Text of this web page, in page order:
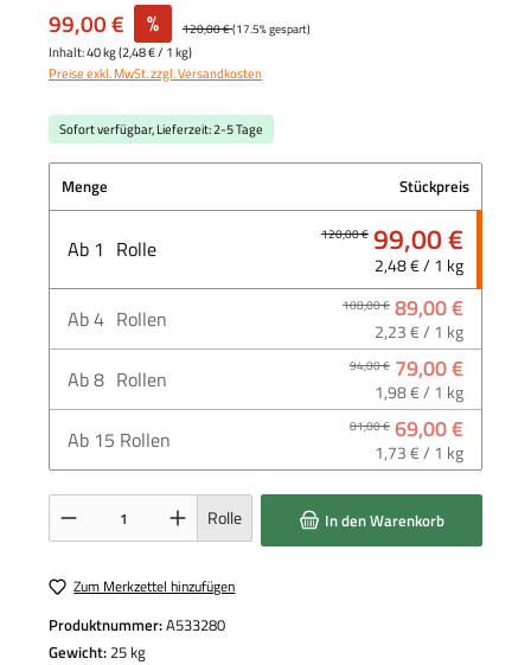
99,00 € % 120,00 €(17.5% gespart)
Inhalt:40 kg(2,48 €/ 1 kg)
Preise exkl. MwSt. zzgl. Versandkosten
Sofort verfügbar, Lieferzeit: 2-5 Tage
Menge Stückpreis
Ab 1 Rolle
120,00 € 99,00 €
2,48 € / 1 kg
Ab4 Rollen 108,00 € 89,00 €
2,23 € / 1 kg
Ab8 Rollen 94,00 € 79,00 €
1,98 € / 1 kg
Ab 15 Rollen 81,00 € 69,00 €
1,73 € / 1 kg
Produkt Anzahl: Gib den gewünschten Wert ein oder benutze die Schaltflächen um
Rolle In den Warenkorb
Zum Merkzettel hinzufügen
Produktnummer:A533280
Gewicht:25 kg